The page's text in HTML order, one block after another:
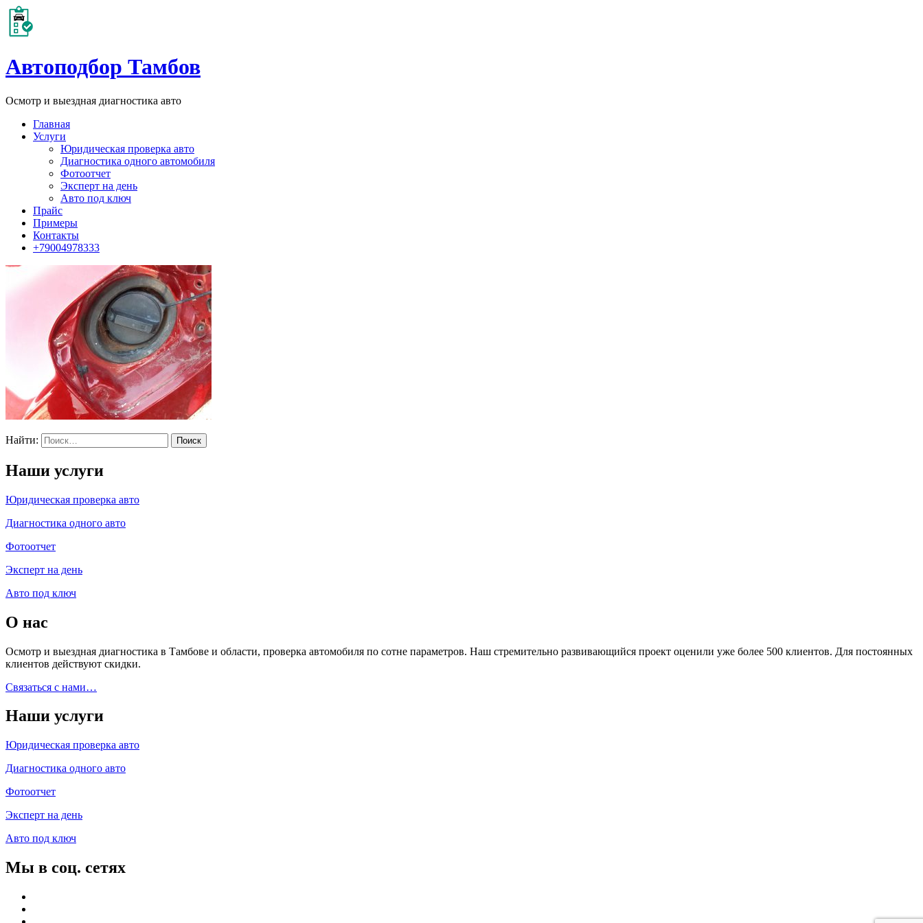
Автоподбор Тамбов
Осмотр и выездная диагностика авто
Главная
Услуги
Юридическая проверка авто
Диагностика одного автомобиля
Фотоотчет
Эксперт на день
Авто под ключ
Прайс
Примеры
Контакты
+79004978333
Найти:
Наши услуги
Юридическая проверка авто
Диагностика одного авто
Фотоотчет
Эксперт на день
Авто под ключ
О нас
Осмотр и выездная диагностика в Тамбове и области, проверка автомобиля по сотне параметров. Наш стремительно развивающийся проект оценили уже более 500 клиентов. Для постоянных
клиентов действуют скидки.
Связаться с нами…
Наши услуги
Юридическая проверка авто
Диагностика одного авто
Фотоотчет
Эксперт на день
Авто под ключ
Мы в соц. сетях